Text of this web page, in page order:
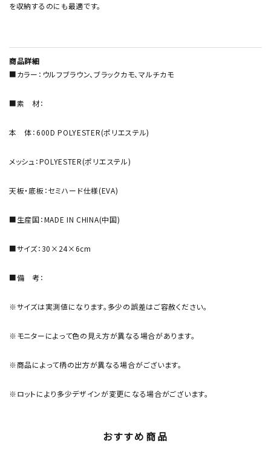
を収納するのにも最適です。
商品詳細
■カラー：ウルフブラウン、ブラックカモ、マルチカモ
■素 材：
本 体：600D POLYESTER(ポリエステル)
メッシュ：POLYESTER(ポリエステル)
天板・底板：セミハード仕様(EVA)
■生産国：MADE IN CHINA(中国)
■サイズ：30×24×6cm
■備 考：
※サイズは実測値になります。多少の誤差はご容赦ください。
※モニターによって色の見え方が異なる場合があります。
※商品によって柄の出方が異なる場合がございます。
※ロットにより多少デザインが変更になる場合がございます。
おすすめ商品